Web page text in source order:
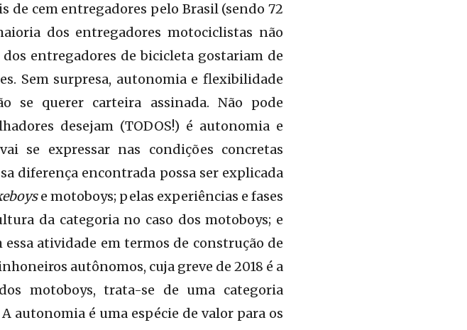
de cem entregadores pelo Brasil (sendo 72
dos entregadores motociclistas não
entregadores de bicicleta gostariam de
Sem surpresa, autonomia e flexibilidade
se querer carteira assinada. Não pode
desejam (TODOS!) é autonomia e
se expressar nas condições concretas
diferença encontrada possa ser explicada
e motoboys; pelas experiências e fases
da categoria no caso dos motoboys; e
atividade em termos de construção de
autônomos, cuja greve de 2018 é a
motoboys, trata-se de uma categoria
autonomia é uma espécie de valor para os